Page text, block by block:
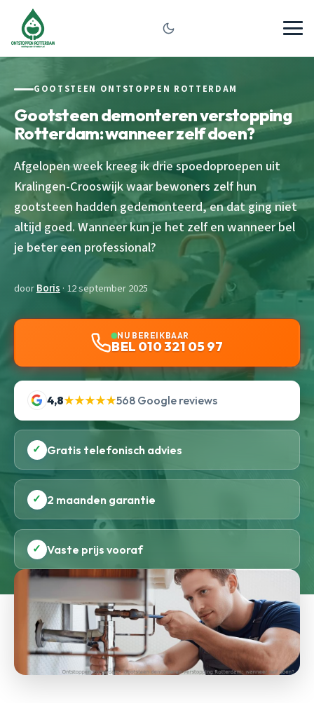
GOOTSTEEN ONTSTOPPEN ROTTERDAM
Gootsteen demonteren verstopping
Rotterdam: wanneer zelf doen?
Afgelopen week kreeg ik drie spoedoproepen uit
Kralingen-Crooswijk waar bewoners zelf hun
gootsteen hadden gedemonteerd, en dat ging niet
altijd goed. Wanneer kun je het zelf en wanneer bel
je beter een professional?
doorBoris· 12 september 2025
NU BEREIKBAAR
BEL 010 321 05 97
4,8★★★★★568 Google reviews
✓ Gratis telefonisch advies
✓ 2 maanden garantie
✓ Vaste prijs vooraf